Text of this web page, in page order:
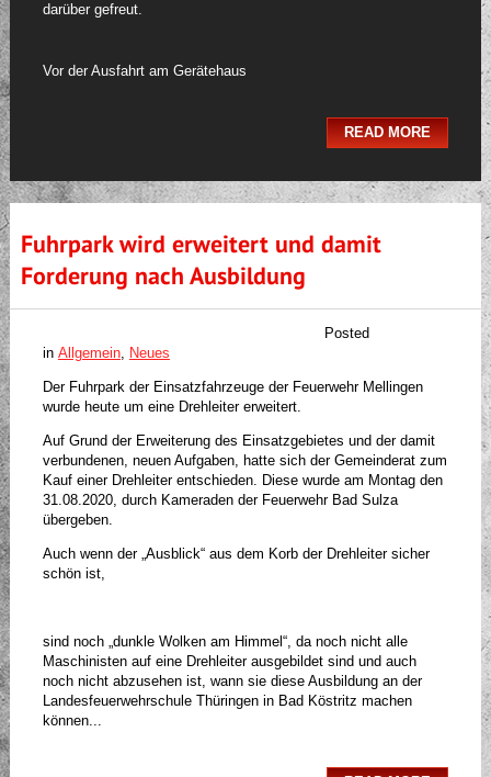
darüber gefreut.
Vor der Ausfahrt am Gerätehaus
READ MORE
Fuhrpark wird erweitert und damit
Forderung nach Ausbildung
Posted
in Allgemein, Neues
Der Fuhrpark der Einsatzfahrzeuge der Feuerwehr Mellingen
wurde heute um eine Drehleiter erweitert.
Auf Grund der Erweiterung des Einsatzgebietes und der damit
verbundenen, neuen Aufgaben, hatte sich der Gemeinderat zum
Kauf einer Drehleiter entschieden. Diese wurde am Montag den
31.08.2020, durch Kameraden der Feuerwehr Bad Sulza
übergeben.
Auch wenn der „Ausblick“ aus dem Korb der Drehleiter sicher
schön ist,
sind noch „dunkle Wolken am Himmel“, da noch nicht alle
Maschinisten auf eine Drehleiter ausgebildet sind und auch
noch nicht abzusehen ist, wann sie diese Ausbildung an der
Landesfeuerwehrschule Thüringen in Bad Köstritz machen
können...